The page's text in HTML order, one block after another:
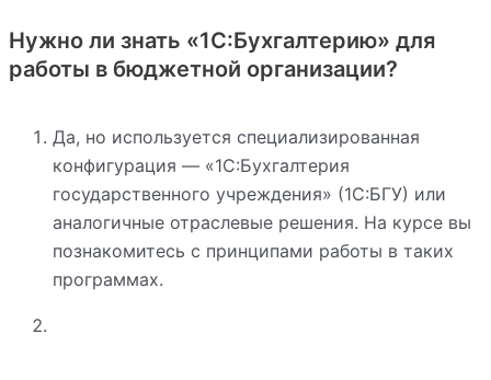
Нужно ли знать «1С:Бухгалтерию» для
работы в бюджетной организации?
Да, но используется специализированная
конфигурация — «1С:Бухгалтерия
государственного учреждения» (1С:БГУ) или
аналогичные отраслевые решения. На курсе вы
познакомитесь с принципами работы в таких
программах.